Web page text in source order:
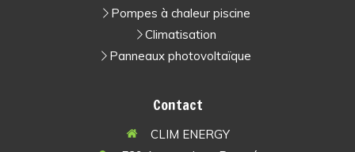
Pompes à chaleur piscine
Climatisation
Panneaux photovoltaïque
Contact
CLIM ENERGY